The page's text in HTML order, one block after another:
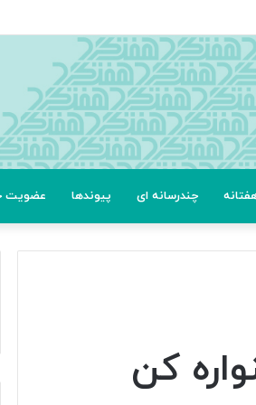
چندرسانه ای پیوندها عضویت
کن